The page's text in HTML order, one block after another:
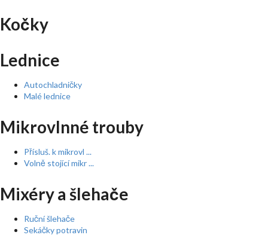
Kočky
Lednice
Autochladničky
Malé lednice
Mikrovlnné trouby
Přísluš. k mikrovl ...
Volně stojící mikr ...
Mixéry a šlehače
Ruční šlehače
Sekáčky potravin